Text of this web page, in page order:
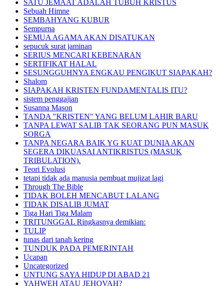
SATU JEMAAT ADALAH TUBUH KRISTUS
Sebuah Himne
SEMBAHYANG KUBUR
Sempurna
SEMUA AGAMA AKAN DISATUKAN
sepucuk surat jaminan
SERIUS MENCARI KEBENARAN
SERTIFIKAT HALAL
SESUNGGUHNYA ENGKAU PENGIKUT SIAPAKAH?
Shalom
SIAPAKAH KRISTEN FUNDAMENTALIS ITU?
sistem penggajian
Susanna Mason
TANDA "KRISTEN" YANG BELUM LAHIR BARU
TANPA LEWAT SALIB TAK SEORANG PUN MASUK
SORGA
TANPA NEGARA BAIK YG KUAT DUNIA AKAN
SEGERA DIKUASAI ANTIKRISTUS (MASUK
TRIBULATION).
Teori Evolusi
tetapi tidak ada manusia pembuat mujizat lagi
Through The Bible
TIDAK BOLEH MENCABUT LALANG
TIDAK DISALIB JUMAT
Tiga Hari Tiga Malam
TRITUNGGAL Ringkasnya demikian:
TULIP
tunas dari tanah kering
TUNDUK PADA PEMERINTAH
Ucapan
Uncategorized
UNTUNG SAYA HIDUP DI ABAD 21
YAHWEH ATAU JEHOVAH?